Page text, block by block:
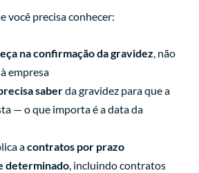
você precisa conhecer:
na confirmação da gravidez, não
empresa
saberda gravidez para que a
— o que importa é a data da
acontratos por prazo
determinado, incluindo contratos